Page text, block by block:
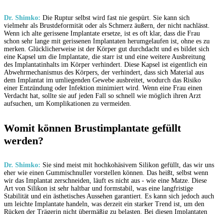
Dr. Shimko: Die Ruptur selbst wird fast nie gespürt. Sie kann sich
vielmehr als Brustdeformität oder als Schmerz äußern, der nicht nachlässt.
Wenn ich alte gerissene Implantate ersetze, ist es oft klar, dass die Frau
schon sehr lange mit gerissenen Implantaten herumgelaufen ist, ohne es zu
merken. Glücklicherweise ist der Körper gut durchdacht und es bildet sich
eine Kapsel um die Implantate, die starr ist und eine weitere Ausbreitung
des Implantatinhalts im Körper verhindert. Diese Kapsel ist eigentlich ein
Abwehrmechanismus des Körpers, der verhindert, dass sich Material aus
dem Implantat im umliegenden Gewebe ausbreitet, wodurch das Risiko
einer Entzündung oder Infektion minimiert wird. Wenn eine Frau einen
Verdacht hat, sollte sie auf jeden Fall so schnell wie möglich ihren Arzt
aufsuchen, um Komplikationen zu vermeiden.
Womit können Brustimplantate gefüllt
werden?
Dr. Shimko: Sie sind meist mit hochkohäsivem Silikon gefüllt, das wir uns
eher wie einen Gummischnuller vorstellen können. Das heißt, selbst wenn
wir das Implantat zerschneiden, läuft es nicht aus - wie eine Matze. Diese
Art von Silikon ist sehr haltbar und formstabil, was eine langfristige
Stabilität und ein ästhetisches Aussehen garantiert. Es kann sich jedoch auch
um leichte Implantate handeln, was derzeit ein starker Trend ist, um den
Rücken der Trägerin nicht übermäßig zu belasten. Bei diesen Implantaten